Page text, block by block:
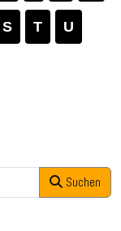
S T U
Suchen